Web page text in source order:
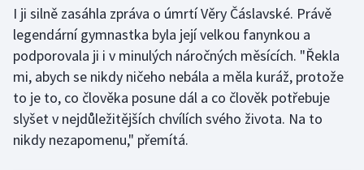
Lezení
Lyže a snowboard
Moderní pětiboj
Motorsport
I ji silně zasáhla zpráva o úmrtí Věry Čáslavské. Právě
legendární gymnastka byla její velkou fanynkou a
podporovala ji i v minulých náročných měsících. "Řekla
mi, abych se nikdy ničeho nebála a měla kuráž, protože
to je to, co člověka posune dál a co člověk potřebuje
slyšet v nejdůležitějších chvílích svého života. Na to
nikdy nezapomenu," přemítá.